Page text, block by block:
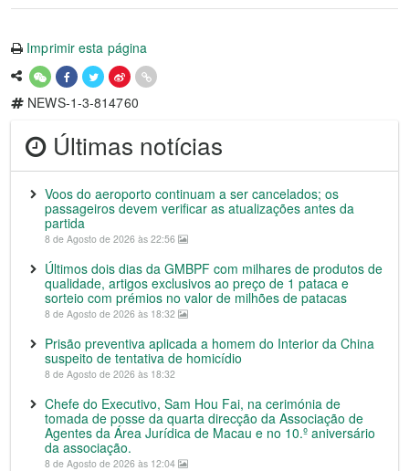
Imprimir esta página
NEWS-1-3-814760
Últimas notícias
Voos do aeroporto continuam a ser cancelados; os
passageiros devem verificar as atualizações antes da
partida
8 de Agosto de 2026 às 22:56
Últimos dois dias da GMBPF com milhares de produtos de
qualidade, artigos exclusivos ao preço de 1 pataca e
sorteio com prémios no valor de milhões de patacas
8 de Agosto de 2026 às 18:32
Prisão preventiva aplicada a homem do Interior da China
suspeito de tentativa de homicídio
8 de Agosto de 2026 às 18:32
Chefe do Executivo, Sam Hou Fai, na cerimónia de
tomada de posse da quarta direcção da Associação de
Agentes da Área Jurídica de Macau e no 10.º aniversário
da associação.
8 de Agosto de 2026 às 12:04